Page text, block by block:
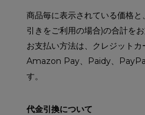
商品毎に表示されている価格
引きをご利用の場合)の合計をお
お支払い方法は、クレジットカ
Amazon Pay、Paidy、
す。
代金引換について